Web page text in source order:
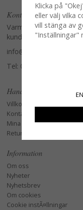
Kontakta oss
Varmt välkommen att
kundtjänst.
info@glasverandan.se
Tel: 079-3495968
Handla
Villkor
Kontakta oss
Mina favoriter
Retur och Reklamation
Information
Om oss
Nyheter
Nyhetsbrev
Om cookies
Cookie instÃ¤llningar
Klicka på
eller välj vilka
vill stänga av
"Inställningar"